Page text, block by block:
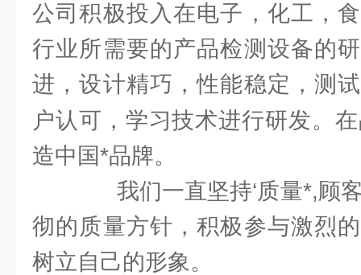
公司积极投入在电子，化工，
行业所需要的产品检测设备的
进，设计精巧，性能稳定，测
户认可，学习技术进行研发。
造中国*品牌。
我们一直坚持‘质量*,顾客
彻的质量方针，积极参与激烈
树立自己的形象。